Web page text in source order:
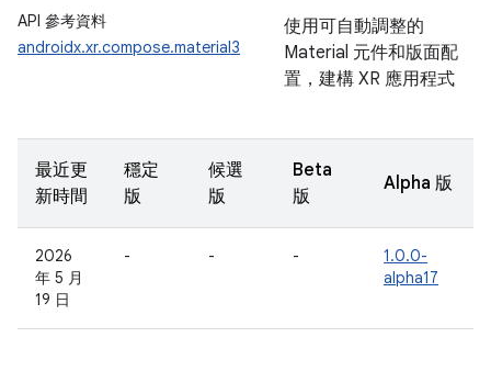
API 參考資料
androidx.xr.compose.material3
使用可自動調整的
Material 元件和版面配
置，建構 XR 應用程式
最近更
新時間
穩定
版
候選
版
Beta
版
Alpha 版
2026
年 5 月
19 日
- - -
1.0.0-
alpha17